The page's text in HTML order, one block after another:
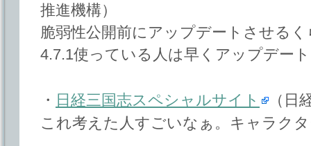
推進機構）
脆弱性公開前にアップデートさせる
4.7.1使っている人は早くアップデー
・ 日経三国志スペシャルサイト
（日
これ考えた人すごいなぁ。キャラク